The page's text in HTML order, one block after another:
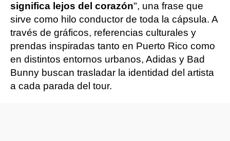
significa lejos del corazón", una frase que
sirve como hilo conductor de toda la cápsula. A
través de gráficos, referencias culturales y
prendas inspiradas tanto en Puerto Rico como
en distintos entornos urbanos, Adidas y Bad
Bunny buscan trasladar la identidad del artista
a cada parada del tour.